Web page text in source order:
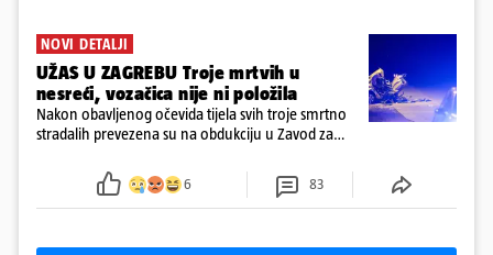
NOVI DETALJI
UŽAS U ZAGREBU Troje mrtvih u
nesreći, vozačica nije ni položila
Nakon obavljenog očevida tijela svih troje smrtno
stradalih prevezena su na obdukciju u Zavod za
policija nastavlja kriminalističko istraživanje
6 83